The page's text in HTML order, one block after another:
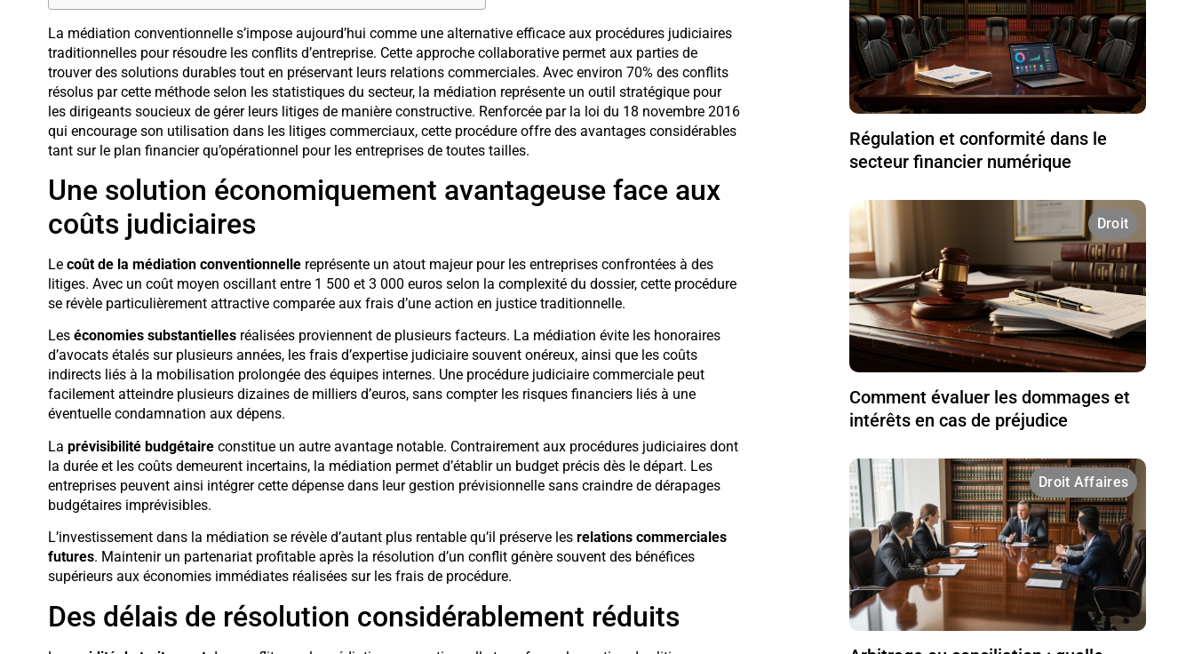
La médiation conventionnelle s’impose aujourd’hui comme une alternative efficace aux procédures judiciaires
traditionnelles pour résoudre les conflits d’entreprise. Cette approche collaborative permet aux parties de
trouver des solutions durables tout en préservant leurs relations commerciales. Avec environ 70% des conflits
résolus par cette méthode selon les statistiques du secteur, la médiation représente un outil stratégique pour
les dirigeants soucieux de gérer leurs litiges de manière constructive. Renforcée par la loi du 18 novembre 2016
qui encourage son utilisation dans les litiges commerciaux, cette procédure offre des avantages considérables
tant sur le plan financier qu’opérationnel pour les entreprises de toutes tailles.
Une solution économiquement avantageuse face aux
coûts judiciaires
Le coût de la médiation conventionnellereprésente un atout majeur pour les entreprises confrontées à des
litiges. Avec un coût moyen oscillant entre 1 500 et 3 000 euros selon la complexité du dossier, cette procédure
se révèle particulièrement attractive comparée aux frais d’une action en justice traditionnelle.
Les économies substantiellesréalisées proviennent de plusieurs facteurs. La médiation évite les honoraires
d’avocats étalés sur plusieurs années, les frais d’expertise judiciaire souvent onéreux, ainsi que les coûts
indirects liés à la mobilisation prolongée des équipes internes. Une procédure judiciaire commerciale peut
facilement atteindre plusieurs dizaines de milliers d’euros, sans compter les risques financiers liés à une
éventuelle condamnation aux dépens.
La prévisibilité budgétaireconstitue un autre avantage notable. Contrairement aux procédures judiciaires dont
la durée et les coûts demeurent incertains, la médiation permet d’établir un budget précis dès le départ. Les
entreprises peuvent ainsi intégrer cette dépense dans leur gestion prévisionnelle sans craindre de dérapages
budgétaires imprévisibles.
L’investissement dans la médiation se révèle d’autant plus rentable qu’il préserve les relations commerciales
futures. Maintenir un partenariat profitable après la résolution d’un conflit génère souvent des bénéfices
supérieurs aux économies immédiates réalisées sur les frais de procédure.
Des délais de résolution considérablement réduits
Régulation et conformité dans le
secteur financier numérique
Droit
Comment évaluer les dommages et
intérêts en cas de préjudice
Droit Affaires